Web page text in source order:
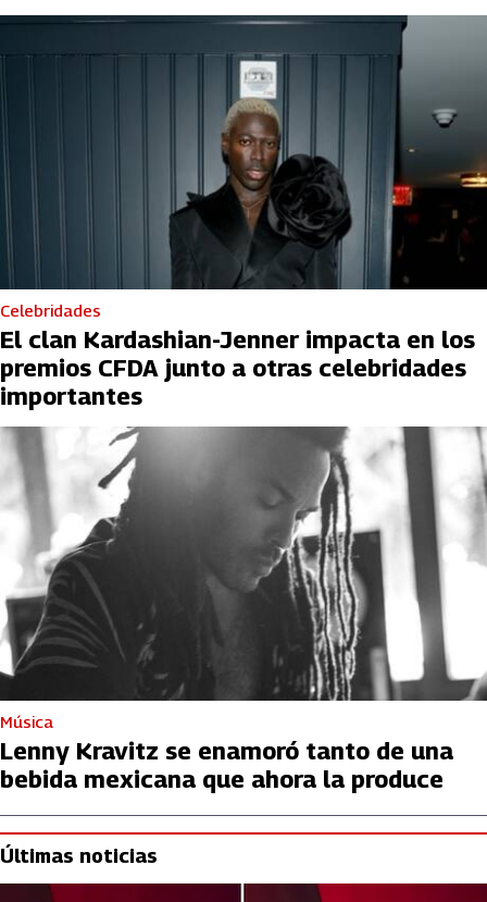
Celebridades
El clan Kardashian-Jenner impacta en los
premios CFDA junto a otras celebridades
importantes
Música
Lenny Kravitz se enamoró tanto de una
bebida mexicana que ahora la produce
Últimas noticias